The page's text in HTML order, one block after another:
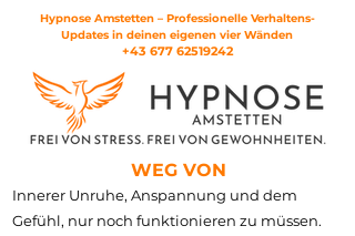
Hypnose Amstetten – Professionelle Verhaltens-
Updates in deinen eigenen vier Wänden
+43 677 62519242
WEG VON
Innerer Unruhe, Anspannung und dem
Gefühl, nur noch funktionieren zu müssen.